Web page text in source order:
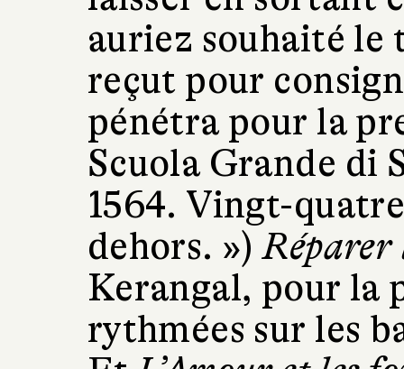
auriez souhaité
reçut pour
pénétra pour la
Scuola Grande di
1564. Vingt-
dehors. »)
Kerangal, pour la
rythmées sur les